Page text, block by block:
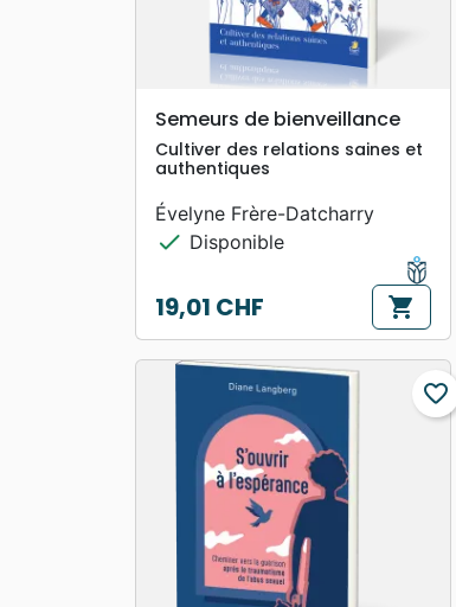
APERÇU RAPIDE
Semeurs de bienveillance
Cultiver des relations saines et
authentiques
Évelyne Frère-Datcharry
check Disponible
Prix
19,01 CHF shopping_cart
favorite_border